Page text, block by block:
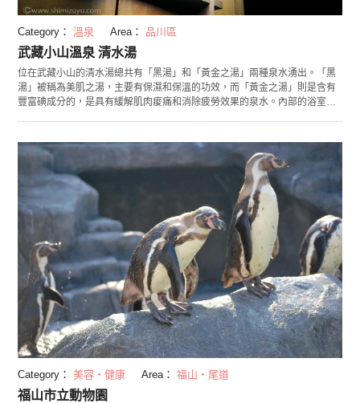
Category： 溫泉 Area： 品川區
武藏小山溫泉 清水湯
位在武藏小山的清水湯總共有「黑湯」和「黃金之湯」兩種泉水湧出。「黑
湯」被稱為美肌之湯，主要有保濕和保溫的功效，而「黃金之湯」則是含有
豐富碘成分的，是具有緩解肌肉痠痛和消除疲勞效果的泉水。內部的浴室備
客前往。 另外，來設有三溫暖、岩盤浴和免費休息區域等設施，而且還有販
售店家自製的天然溫泉蛋和國產黑醋汁喔！
Category： 美容・健康 Area： 福山・尾道
福山市立動物園